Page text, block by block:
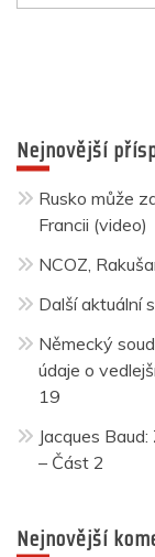
Nejnovější
Rusko může
Francii (video)
NCOZ,
Další aktuální
Německý
údaje o
19
Jacques
– Část 2
Nejnovější